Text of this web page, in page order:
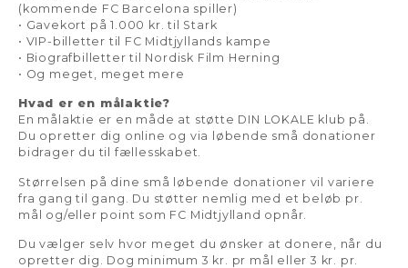
(kommende FC Barcelona spiller)
• Gavekort på 1.000 kr. til Stark
• VIP-billetter til FC Midtjyllands kampe
• Biografbilletter til Nordisk Film Herning
• Og meget, meget mere
Hvad er en målaktie?
En målaktie er en måde at støtte DIN LOKALE klub på.
Du opretter dig online og via løbende små donationer
bidrager du til fællesskabet.
Størrelsen på dine små løbende donationer vil variere
fra gang til gang. Du støtter nemlig med et beløb pr.
mål og/eller point som FC Midtjylland opnår.
Du vælger selv hvor meget du ønsker at donere, når du
opretter dig. Dog minimum 3 kr. pr mål eller 3 kr. pr.